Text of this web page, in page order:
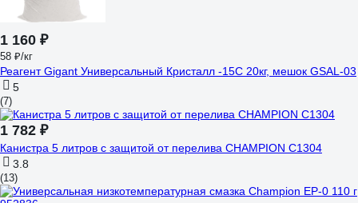
1 160 ₽
58 ₽/кг
Реагент Gigant Универсальный Кристалл -15C 20кг, мешок GSAL-03
5
(7)
1 782 ₽
Канистра 5 литров с защитой от перелива CHAMPION C1304
3.8
(13)